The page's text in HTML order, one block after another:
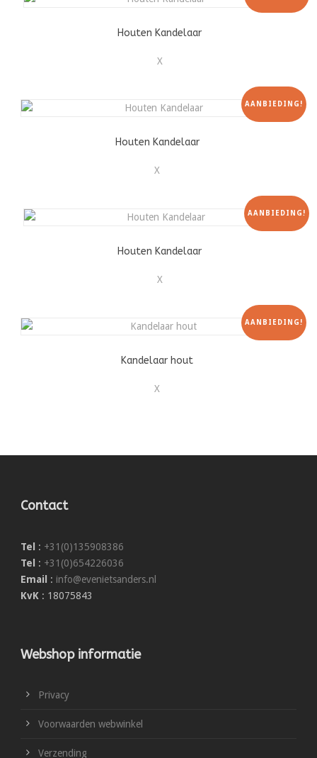
Houten Kandelaar
X
AANBIEDING!
Houten Kandelaar
X
AANBIEDING!
Houten Kandelaar
X
AANBIEDING!
Kandelaar hout
X
Contact
Tel : +31(0)135908386
Tel
: +31(0)654226036
Email
: info@evenietsanders.nl
KvK : 18075843
Webshop informatie
Privacy
Voorwaarden webwinkel
Verzending